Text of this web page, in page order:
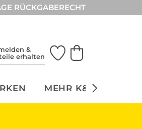
RÜCKGABERECHT
&
erhalten
MEHR K&Ö